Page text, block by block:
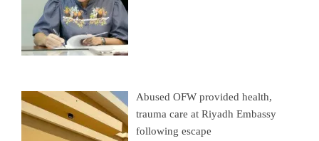
Abused OFW provided health,
trauma care at Riyadh Embassy
following escape